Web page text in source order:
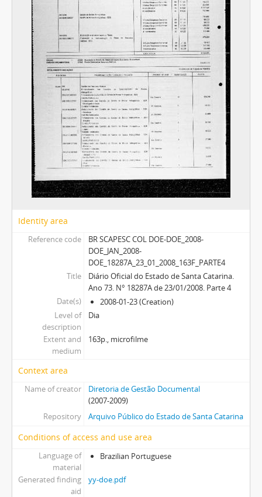
Identity area
Reference code
BR SCAPESC COL DOE-DOE_2008-
DOE_JAN_2008-
DOE_18287A_23_01_2008_163F_PARTE4
Title
Diário Oficial do Estado de Santa Catarina.
Ano 73. N° 18287A de 23/01/2008. Parte 4
Date(s)
2008-01-23 (Creation)
Level of
description
Dia
Extent and
medium
163p., microfilme
Context area
Name of creator
Diretoria de Gestão Documental
(2007-2009)
Repository
Arquivo Público do Estado de Santa Catarina
Conditions of access and use area
Language of
material
Brazilian Portuguese
Generated finding
aid
yy-doe.pdf